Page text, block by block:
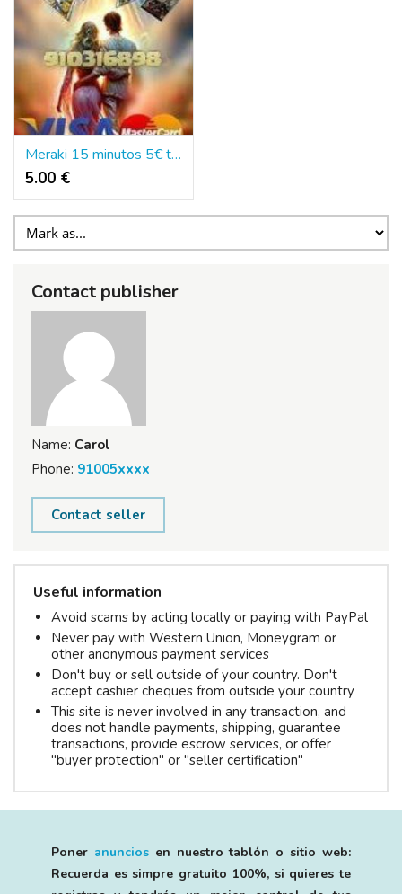
Meraki 15 minutos 5€ tarot y videncia
5.00 €
Contact publisher
Name: Carol
Phone: 91005xxxx
Contact seller
Useful information
Avoid scams by acting locally or paying with PayPal
Never pay with Western Union, Moneygram or
other anonymous payment services
Don't buy or sell outside of your country. Don't
accept cashier cheques from outside your country
This site is never involved in any transaction, and
does not handle payments, shipping, guarantee
transactions, provide escrow services, or offer
"buyer protection" or "seller certification"
Poner anunciosen nuestro tablón o sitio web:
Recuerda es simpre gratuito 100%, si quieres te